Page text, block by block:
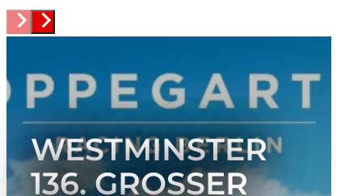
WESTMINSTER
136. GROSSER P